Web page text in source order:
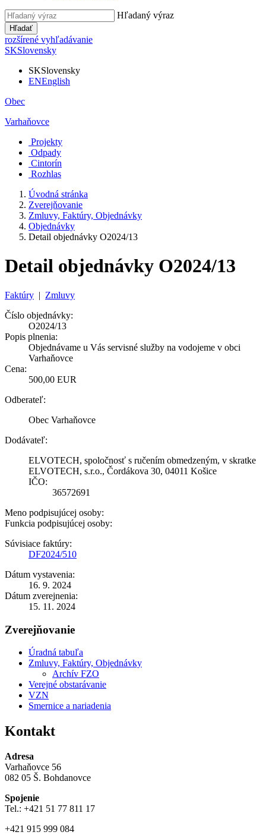
Hľadaný výraz
Hľadať
rozšírené vyhľadávanie
SKSlovensky
SKSlovensky
ENEnglish
Obec
Varhaňovce
Projekty
Odpady
Cintorín
Rozhlas
Úvodná stránka
Zverejňovanie
Zmluvy, Faktúry, Objednávky
Objednávky
Detail objednávky O2024/13
Detail objednávky O2024/13
Faktúry | Zmluvy
Číslo objednávky:
O2024/13
Popis plnenia:
Objednávame u Vás servisné služby na vodojeme v obci
Varhaňovce
Cena:
500,00 EUR
Odberateľ:
Obec Varhaňovce
Dodávateľ:
ELVOTECH, spoločnosť s ručením obmedzeným, v skratke
ELVOTECH, s.r.o., Čordákova 30, 04011 Košice
IČO:
36572691
Meno podpisujúcej osoby:
Funkcia podpisujúcej osoby:
Súvisiace faktúry:
DF2024/510
Dátum vystavenia:
16. 9. 2024
Dátum zverejnenia:
15. 11. 2024
Zverejňovanie
Úradná tabuľa
Zmluvy, Faktúry, Objednávky
Archív FZO
Verejné obstarávanie
VZN
Smernice a nariadenia
Kontakt
Adresa
Varhaňovce 56
082 05 Š. Bohdanovce
Spojenie
Tel.: +421 51 77 811 17
+421 915 999 084